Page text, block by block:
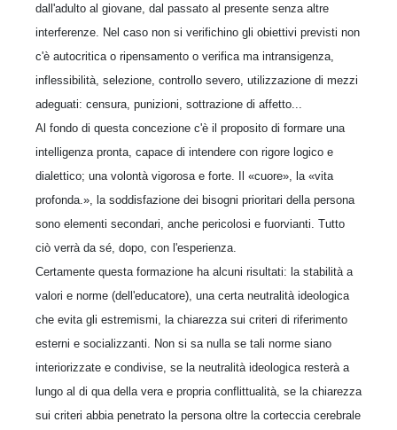
dall'adulto al giovane, dal passato al presente senza altre
interferenze. Nel caso non si verifichino gli obiettivi previsti non
c'è autocritica o ripensamento o verifica ma intransigenza,
inflessibilità, selezione, controllo severo, utilizzazione di mezzi
adeguati: censura, punizioni, sottrazione di affetto...
Al fondo di questa concezione c'è il proposito di formare una
intelligenza pronta, capace di intendere con rigore logico e
dialettico; una volontà vigorosa e forte. Il «cuore», la «vita
profonda.», la soddisfazione dei bisogni prioritari della persona
sono elementi secondari, anche pericolosi e fuorvianti. Tutto
ciò verrà da sé, dopo, con l'esperienza.
Certamente questa formazione ha alcuni risultati: la stabilità a
valori e norme (dell'educatore), una certa neutralità ideologica
che evita gli estremismi, la chiarezza sui criteri di riferimento
esterni e socializzanti. Non si sa nulla se tali norme siano
interiorizzate e condivise, se la neutralità ideologica resterà a
lungo al di qua della vera e propria conflittualità, se la chiarezza
sui criteri abbia penetrato la persona oltre la corteccia cerebrale